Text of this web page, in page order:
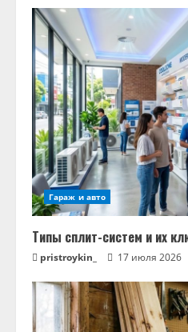
Гараж и авто
Типы сплит-систем и их
pristroykin_ 17 июля 2026